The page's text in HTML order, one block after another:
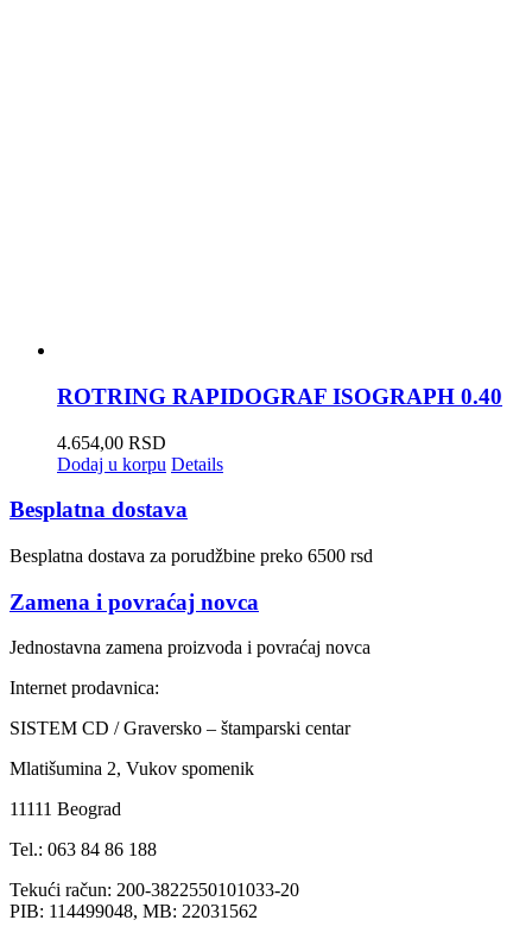
ROTRING RAPIDOGRAF ISOGRAPH 0.40
4.654,00 RSD
Dodaj u korpu Details
Besplatna dostava
Besplatna dostava za porudžbine preko 6500 rsd
Zamena i povraćaj novca
Jednostavna zamena proizvoda i povraćaj novca
Internet prodavnica:
SISTEM CD / Graversko – štamparski centar
Mlatišumina 2, Vukov spomenik
11111 Beograd
Tel.: 063 84 86 188
Tekući račun: 200-3822550101033-20
PIB: 114499048, MB: 22031562